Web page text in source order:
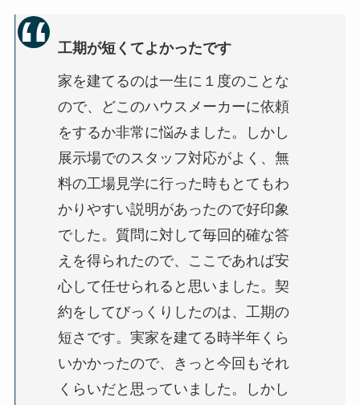
工期が短くてよかったです
家を建てるのは一生に１度のことな
ので、どこのハウスメーカーに依頼
をするか非常に悩みました。しかし
展示場でのスタッフ対応がよく、無
料の工場見学に行った時もとてもわ
かりやすい説明があったので好印象
でした。質問に対して毎回的確な答
えを得られたので、ここであれば安
心して任せられると思いました。契
約をしてびっくりしたのは、 工期の
短さ です。実家を建てる時半年くら
いかかったので、きっと今回もそれ
くらいだと思っていました。しかし